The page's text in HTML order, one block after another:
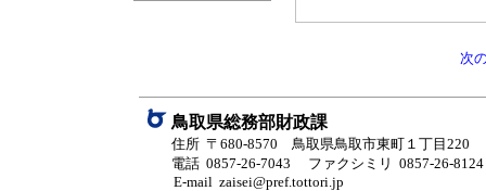
次
鳥取県総務部財政課
住所 〒680-8570 鳥取県鳥取市東町１丁目220
電話 0857-26-7043
ファクシミリ 0857-26-8124
E-mail zaisei@pref.tottori.jp